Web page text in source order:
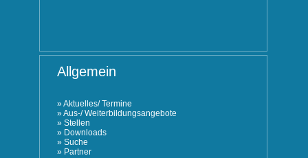
Allgemein
»Aktuelles/ Termine
»Aus-/ Weiterbildungsangebote
» Stellen
» Downloads
» Suche
» Partner